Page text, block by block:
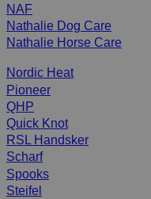
NAF
Nathalie Dog Care
Nathalie Horse Care
Nordic Heat
Pioneer
QHP
Quick Knot
RSL Handsker
Scharf
Spooks
Steifel